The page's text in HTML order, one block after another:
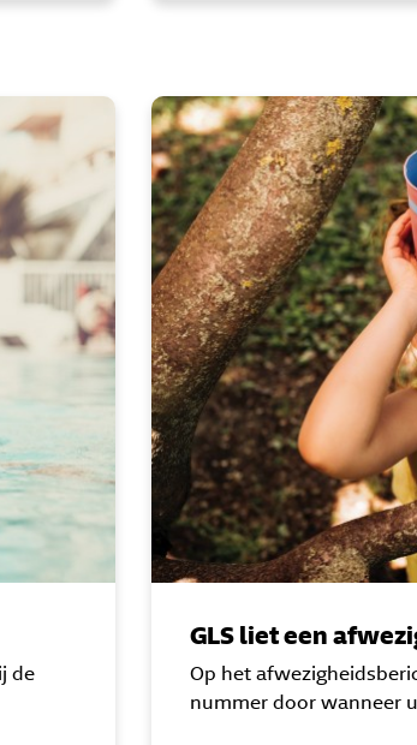
de
GLS liet een
Op het
nummer door wanneer